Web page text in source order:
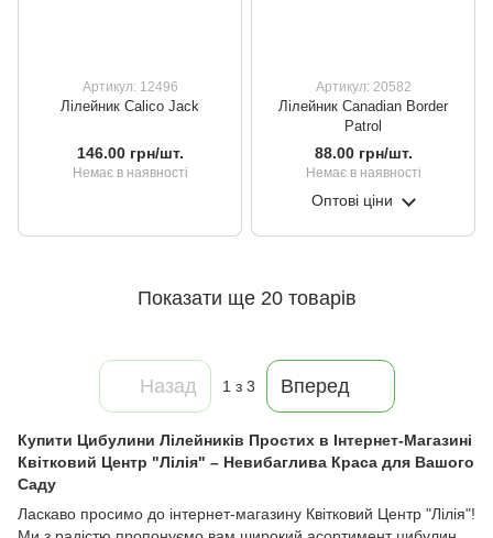
Артикул: 12496
Лілейник Calico Jack
146.00 грн/шт.
Немає в наявності
Артикул: 20582
Лілейник Canadian Border
Patrol
88.00 грн/шт.
Немає в наявності
Оптові ціни
Показати ще 20 товарів
Назад 1 з 3 Вперед
Купити Цибулини Лілейників Простих в Інтернет-Магазині
Квітковий Центр "Лілія" – Невибаглива Краса для Вашого
Саду
Ласкаво просимо до інтернет-магазину Квітковий Центр "Лілія"!